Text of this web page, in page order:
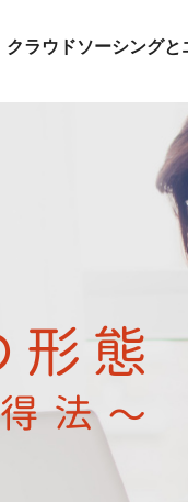
クラウドソーシング